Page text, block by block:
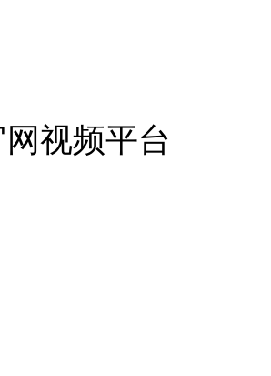
视频平台